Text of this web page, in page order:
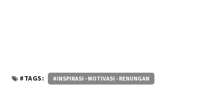
#TAGS: #INSPIRASI - MOTIVASI - RENUNGAN